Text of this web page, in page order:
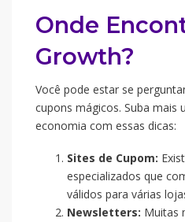
Onde
Growth?
Você pode estar se
cupons mágicos. Suba mais
economia com essas dicas:
Sites de Cupom:
especializados que
válidos para várias
Newsletters: Muitas